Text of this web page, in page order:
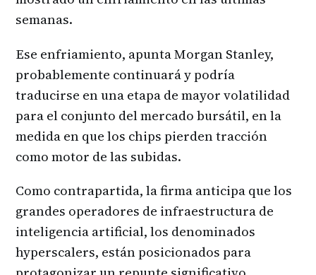
semanas.
Ese enfriamiento, apunta Morgan Stanley,
probablemente continuará y podría
traducirse en una etapa de mayor volatilidad
para el conjunto del mercado bursátil, en la
medida en que los chips pierden tracción
como motor de las subidas.
Como contrapartida, la firma anticipa que los
grandes operadores de infraestructura de
inteligencia artificial, los denominados
hyperscalers, están posicionados para